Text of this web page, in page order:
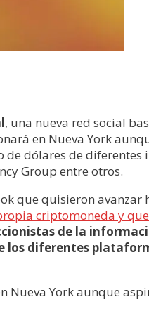
, una nueva red social
en Nueva York
dólares de diferentes
Group entre otros.
que quisieron
criptomoneda y
de la
diferentes
Nueva York aunque